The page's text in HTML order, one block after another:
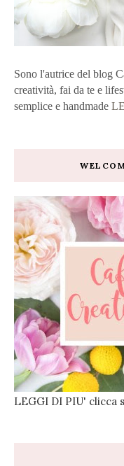
Sono l'autrice del blog
creatività, fai da te e
semplice e handmade
LEGGI DI PIU' clicca